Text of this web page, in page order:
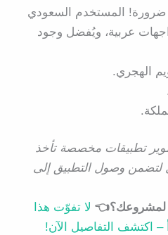
المستخدم السعودي
عربية، ويُفضل وجود
الهجري.
تطبيقات مخصصة تأخذ
لتضمن وصول التطبيق إلى
لمشروعك؟👈 لا تفوّت هذا
– اكتشف التفاصيل الآن!